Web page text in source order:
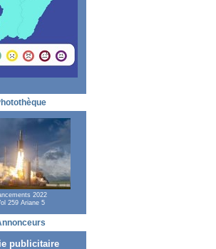
2022
259 Ariane 5
publicitaire